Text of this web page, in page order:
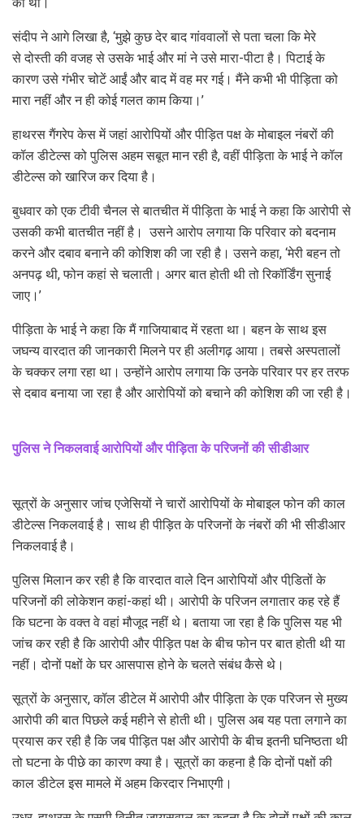
संदीप ने आगे लिखा है, ‘मुझे कुछ देर बाद गांववालों से पता चला कि मेरे
से दोस्ती की वजह से उसके भाई और मां ने उसे मारा-पीटा है। पिटाई के
कारण उसे गंभीर चोटें आईं और बाद में वह मर गई। मैंने कभी भी पीड़िता को
मारा नहीं और न ही कोई गलत काम किया।’
हाथरस गैंगरेप केस में जहां आरोपियों और पीड़ित पक्ष के मोबाइल नंबरों की
कॉल डीटेल्‍स को पुलिस अहम सबूत मान रही है, वहीं पीड़िता के भाई ने कॉल
डीटेल्‍स को खारिज कर दिया है।
बुधवार को एक टीवी चैनल से बातचीत में पीड़िता के भाई ने कहा कि आरोपी से
उसकी कभी बातचीत नहीं है। उसने आरोप लगाया कि परिवार को बदनाम
करने और दबाव बनाने की कोशिश की जा रही है। उसने कहा, ‘मेरी बहन तो
अनपढ़ थी, फोन कहां से चलाती। अगर बात होती थी तो रिकॉर्डिंग सुनाई
जाए।’
पीड़िता के भाई ने कहा कि मैं गाजियाबाद में रहता था। बहन के साथ इस
जघन्‍य वारदात की जानकारी मिलने पर ही अलीगढ़ आया। तबसे अस्‍पतालों
के चक्‍कर लगा रहा था। उन्‍होंने आरोप लगाया कि उनके परिवार पर हर तरफ
से दबाव बनाया जा रहा है और आरोपियों को बचाने की कोशिश की जा रही है।
पुलिस ने निकलवाई आरोपियों और पीड़िता के परिजनों की सीडीआर
सूत्रों के अनुसार जांच एजेसियों ने चारों आरोपियों के मोबाइल फोन की काल
डीटेल्स निकलवाई है। साथ ही पीड़ित के परिजनों के नंबरों की भी सीडीआर
निकलवाई है।
पुलिस मिलान कर रही है कि वारदात वाले दिन आरोपियों और पीडि़तों के
परिजनों की लोकेशन कहां-कहां थी। आरोपी के परिजन लगातार कह रहे हैं
कि घटना के वक्त वे वहां मौजूद नहीं थे। बताया जा रहा है कि पुलिस यह भी
जांच कर रही है कि आरोपी और पीड़ित पक्ष के बीच फोन पर बात होती थी या
नहीं। दोनों पक्षों के घर आसपास होने के चलते संबंध कैसे थे।
सूत्रों के अनुसार, कॉल डीटेल में आरोपी और पीड़िता के एक परिजन से मुख्य
आरोपी की बात पिछले कई महीने से होती थी। पुलिस अब यह पता लगाने का
प्रयास कर रही है कि जब पीड़ित पक्ष और आरोपी के बीच इतनी घनिष्ठता थी
तो घटना के पीछे का कारण क्या है। सूत्रों का कहना है कि दोनों पक्षों की
काल डीटेल इस मामले में अहम किरदार निभाएगी।